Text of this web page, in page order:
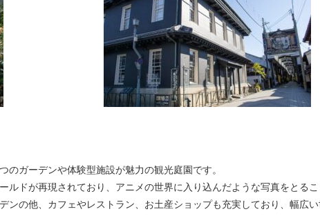
のガーデンや体験型施設が魅力の観光庭園です。
ルドが再現されており、アニメの世界に入り込んだような写真をとるこ
ンの他、カフェやレストラン、お土産ショップも充実しており、幅広